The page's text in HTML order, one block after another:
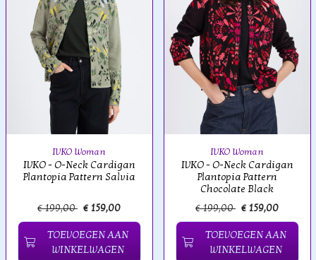
IVKO Woman
IVKO - O-Neck Cardigan
Plantopia Pattern Salvia
€ 199,00 € 159,00
TOEVOEGEN AAN
WINKELWAGEN
IVKO Woman
IVKO - O-Neck Cardigan
Plantopia Pattern
Chocolate Black
€ 199,00 € 159,00
TOEVOEGEN AAN
WINKELWAGEN